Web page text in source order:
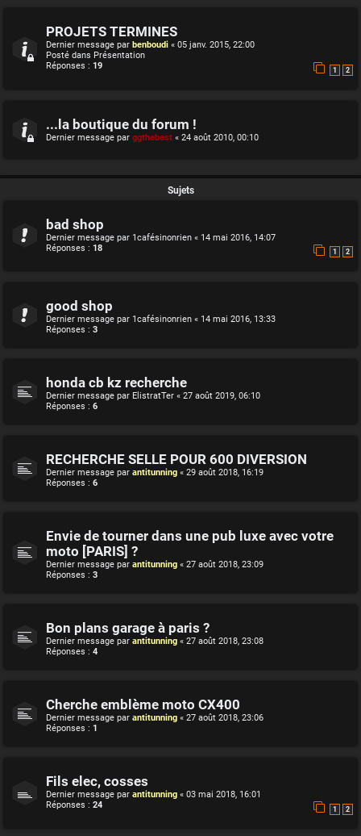
PROJETS TERMINES
Dernier message par benboudi « 05 janv. 2015, 22:00
Posté dans Présentation
Réponses : 19 1 2
...la boutique du forum !
Dernier message par ggthebest « 24 août 2010, 00:10
Sujets
bad shop
Dernier message par 1cafésinonrien « 14 mai 2016, 14:07
Réponses : 18 1 2
good shop
Dernier message par 1cafésinonrien « 14 mai 2016, 13:33
Réponses : 3
honda cb kz recherche
Dernier message par ElistratTer « 27 août 2019, 06:10
Réponses : 6
RECHERCHE SELLE POUR 600 DIVERSION
Dernier message par antitunning « 29 août 2018, 16:19
Réponses : 6
Envie de tourner dans une pub luxe avec votre
moto [PARIS] ?
Dernier message par antitunning « 27 août 2018, 23:09
Réponses : 3
Bon plans garage à paris ?
Dernier message par antitunning « 27 août 2018, 23:08
Réponses : 4
Cherche emblème moto CX400
Dernier message par antitunning « 27 août 2018, 23:06
Réponses : 1
Fils elec, cosses
Dernier message par antitunning « 03 mai 2018, 16:01
Réponses : 24 1 2